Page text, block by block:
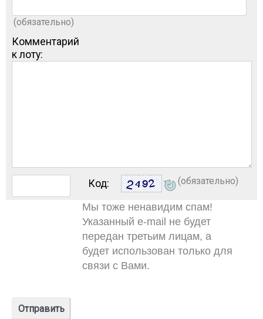
(обязательно)
Комментарий
к лоту:
Код: (обязательно)
Мы тоже ненавидим спам!
Указанный e-mail не будет
передан третьим лицам, а
будет использован только для
связи с Вами.